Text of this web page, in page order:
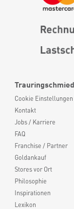
Cookie Einstellungen
Kontakt
Jobs / Karriere
FAQ
Franchise / Partner
Goldankauf
Stores vor Ort
Philosophie
Inspirationen
Lexikon